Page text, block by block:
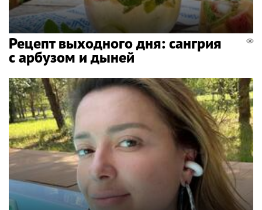
Рецепт выходного дня: сангрия
с арбузом и дыней